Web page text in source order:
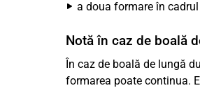
a doua formare în
Notă în caz de boală
În caz de boală de lungă
formarea poate continua.